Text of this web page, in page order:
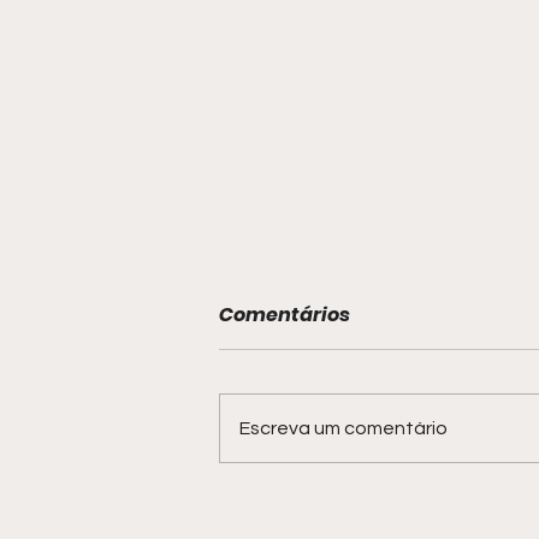
Comentários
Escreva um comentário